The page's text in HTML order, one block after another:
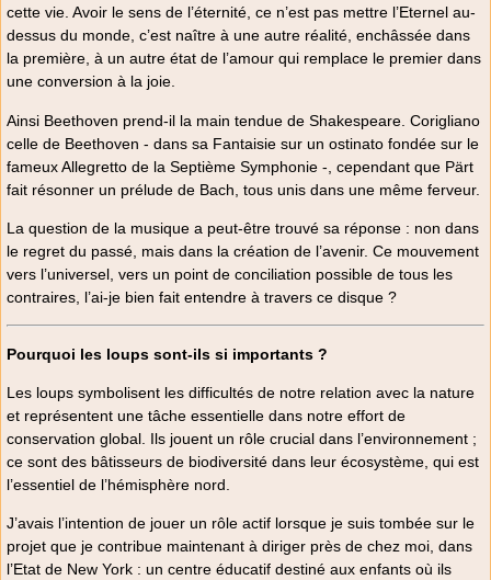
cette vie. Avoir le sens de l’éternité, ce n’est pas mettre l’Eternel au-
dessus du monde, c’est naître à une autre réalité, enchâssée dans
la première, à un autre état de l’amour qui remplace le premier dans
une conversion à la joie.
Ainsi Beethoven prend-il la main tendue de Shakespeare. Corigliano
celle de Beethoven - dans sa Fantaisie sur un ostinato fondée sur le
fameux Allegretto de la Septième Symphonie -, cependant que Pärt
fait résonner un prélude de Bach, tous unis dans une même ferveur.
La question de la musique a peut-être trouvé sa réponse : non dans
le regret du passé, mais dans la création de l’avenir. Ce mouvement
vers l’universel, vers un point de conciliation possible de tous les
contraires, l’ai-je bien fait entendre à travers ce disque ?
Pourquoi les loups sont-ils si importants ?
Les loups symbolisent les difficultés de notre relation avec la nature
et représentent une tâche essentielle dans notre effort de
conservation global. Ils jouent un rôle crucial dans l’environnement ;
ce sont des bâtisseurs de biodiversité dans leur écosystème, qui est
l’essentiel de l’hémisphère nord.
J’avais l’intention de jouer un rôle actif lorsque je suis tombée sur le
projet que je contribue maintenant à diriger près de chez moi, dans
l’Etat de New York : un centre éducatif destiné aux enfants où ils